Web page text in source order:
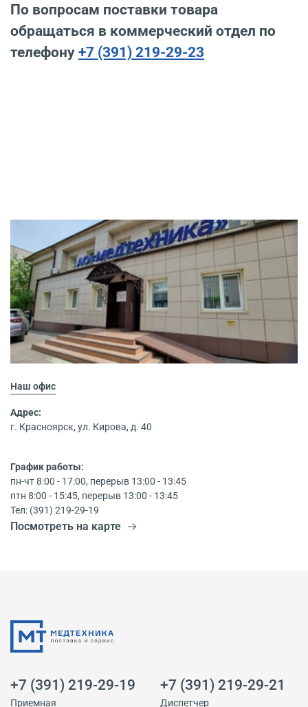
По вопросам поставки товара
обращаться в коммерческий отдел по
телефону +7 (391) 219-29-23
Наш офис
Адрес:
г. Красноярск, ул. Кирова, д. 40
График работы:
пн-чт 8:00 - 17:00, перерыв 13:00 - 13:45
птн 8:00 - 15:45, перерыв 13:00 - 13:45
Тел: (391) 219-29-19
Посмотреть на карте
+7 (391) 219-29-19
Приемная
+7 (391) 219-29-21
Диспетчер